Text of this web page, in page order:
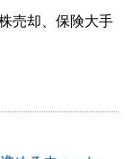
売却、保険大手